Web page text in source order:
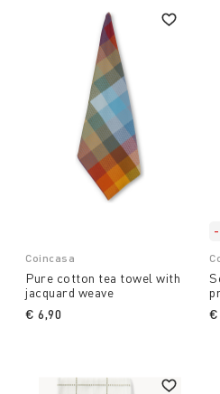
Coincasa
Pure cotton tea towel with
jacquard weave
€ 6,90
€